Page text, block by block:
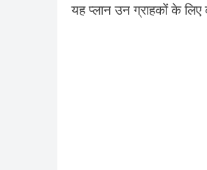
यह प्लान उन ग्राहकों के लिए